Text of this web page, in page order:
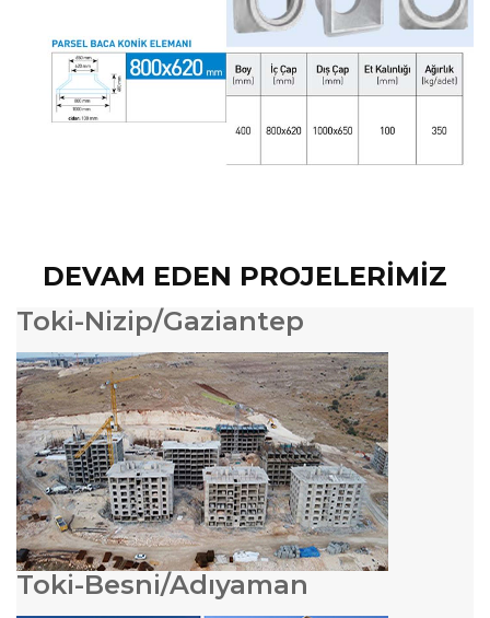
DEVAM EDEN PROJELERİMİZ
Toki-Nizip/Gaziantep
Toki-Besni/Adıyaman